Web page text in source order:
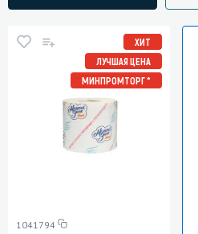
ХИТ
ЛУЧШАЯ ЦЕНА
МИНПРОМТОРГ *
1041794